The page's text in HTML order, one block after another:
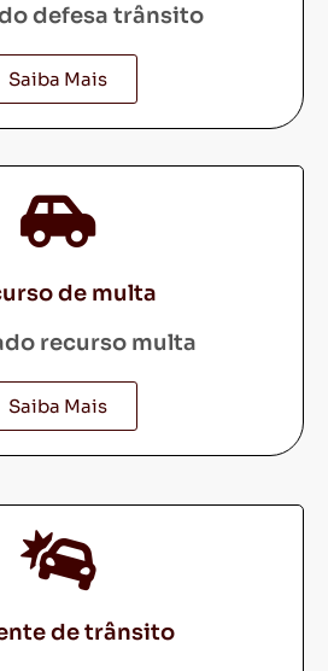
defesa trânsito
Saiba Mais
de multa
recurso multa
Saiba Mais
de trânsito